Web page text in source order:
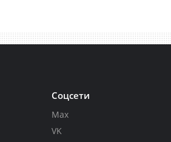
Соцсети
Max
VK